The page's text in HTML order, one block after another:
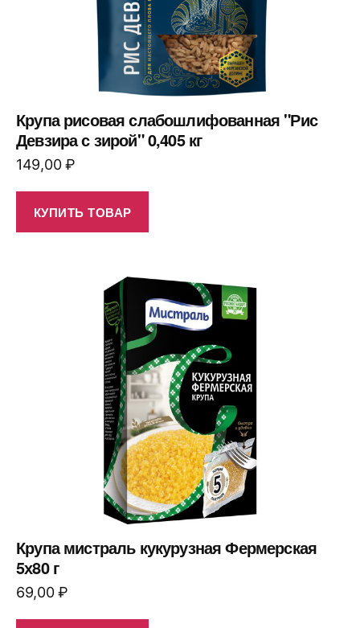
Крупа рисовая слабошлифованная "Рис
Девзира с зирой" 0,405 кг
149,00₽
КУПИТЬ ТОВАР
Крупа мистраль кукурузная Фермерская
5х80 г
69,00₽